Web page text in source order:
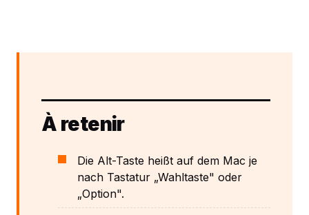
À retenir
Die Alt-Taste heißt auf dem Mac je
nach Tastatur „Wahltaste" oder
„Option".